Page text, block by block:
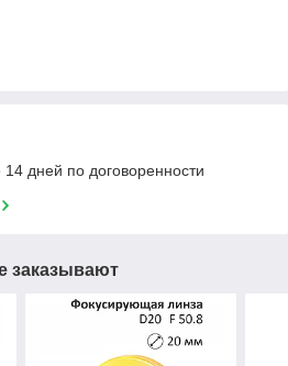
14 дней по договоренности
заказывают